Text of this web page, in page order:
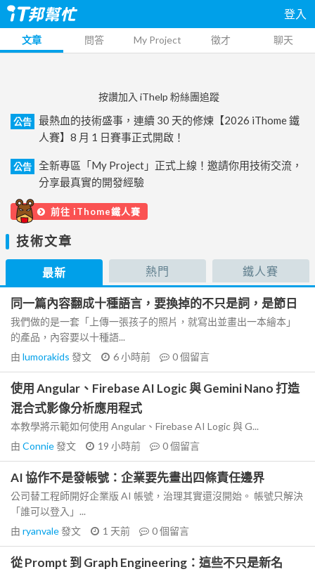
登入
文章 問答 My Project 徵才 聊天
按讚加入 iThelp 粉絲團追蹤
公告
最熱血的技術盛事，連續 30 天的修煉【2026 iThome 鐵
人賽】8 月 1 日賽事正式開啟！
公告
全新專區「My Project」正式上線！邀請你用技術交流，
分享最真實的開發經驗
前往 iThome鐵人賽
技術文章
最新 熱門 鐵人賽
同一篇內容翻成十種語言，要換掉的不只是詞，是節日
我們做的是一套「上傳一張孩子的照片，就寫出並畫出一本繪本」
的產品，內容要以十種語...
由 lumorakids 發文 6 小時前 0個留言
使用 Angular、Firebase AI Logic 與 Gemini Nano 打造
混合式影像分析應用程式
本教學將示範如何使用 Angular、Firebase AI Logic 與 G...
由 Connie發文 19 小時前 0個留言
AI 協作不是發帳號：企業要先畫出四條責任邊界
公司替工程師開好企業版 AI 帳號，治理其實還沒開始。 帳號只解決
「誰可以登入」...
由 ryanvale發文 1 天前 0個留言
從 Prompt 到 Graph Engineering：這些不只是新名